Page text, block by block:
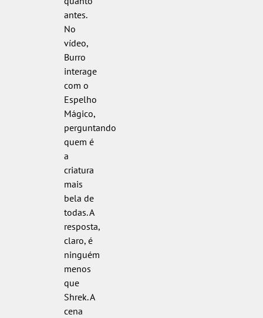
antes.
No
vídeo,
Burro
interage
com o
Espelho
Mágico,
perguntando
quem é
a
criatura
mais
bela de
todas. A
resposta,
claro, é
ninguém
menos
que
Shrek. A
cena